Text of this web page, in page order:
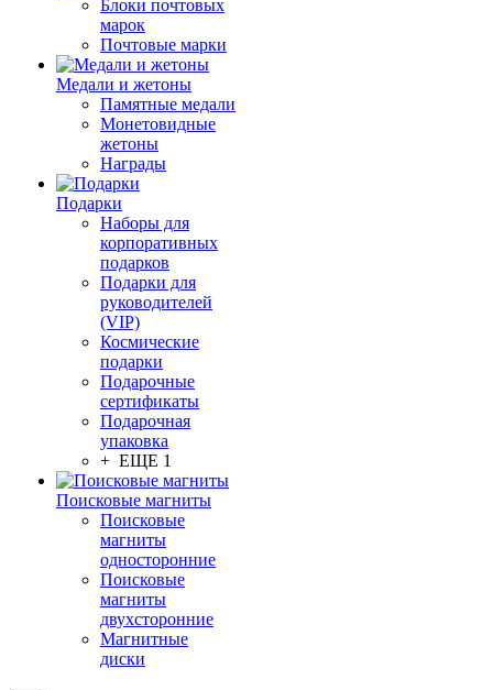
Блоки почтовых
марок
Почтовые марки
Медали и жетоны
Памятные медали
Монетовидные
жетоны
Награды
Подарки
Наборы для
корпоративных
подарков
Подарки для
руководителей
(VIP)
Космические
подарки
Подарочные
сертификаты
Подарочная
упаковка
+ ЕЩЕ 1
Поисковые магниты
Поисковые
магниты
односторонние
Поисковые
магниты
двухсторонние
Магнитные
диски